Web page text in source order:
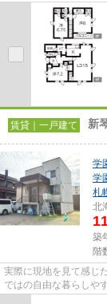
すには十分な広さがあ
賃貸｜一戸建て 新
学
学
札
北
築
階
実際に現地を見て感じ
ではの自由な暮らしやすさです。 108㎡を超える住空間